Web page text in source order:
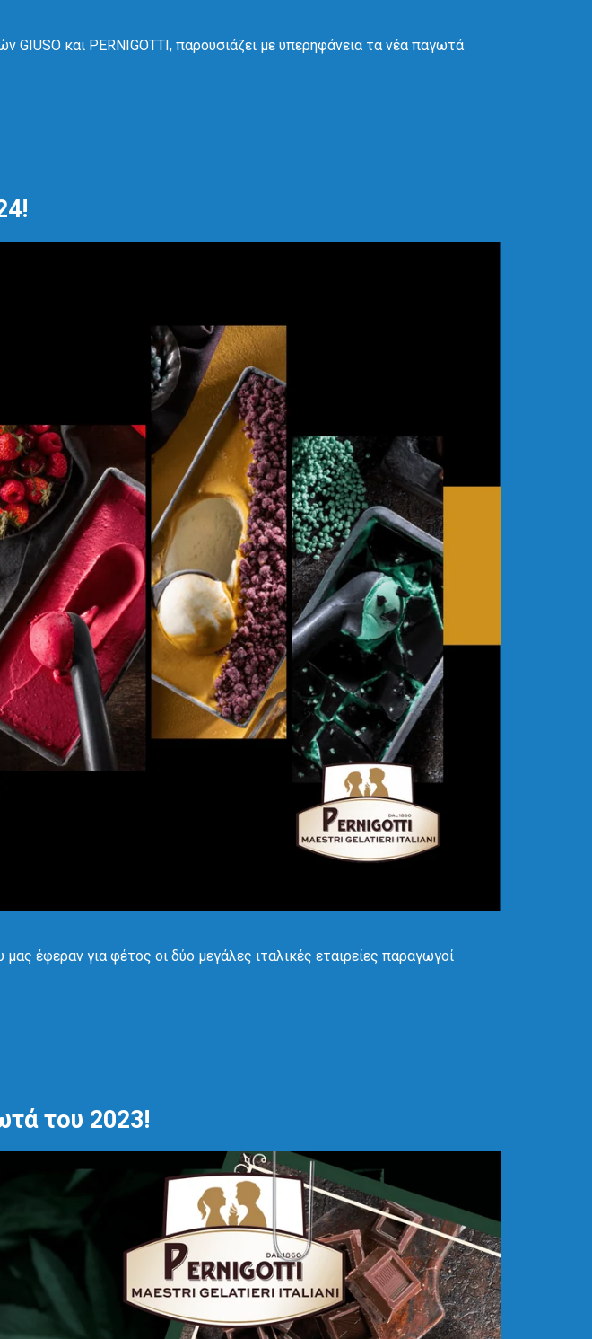
και PERNIGOTTI, παρουσιάζει με υπερηφάνεια τα νέα παγωτά
έφεραν για φέτος οι δύο μεγάλες ιταλικές εταιρείες παραγωγοί
του 2023!